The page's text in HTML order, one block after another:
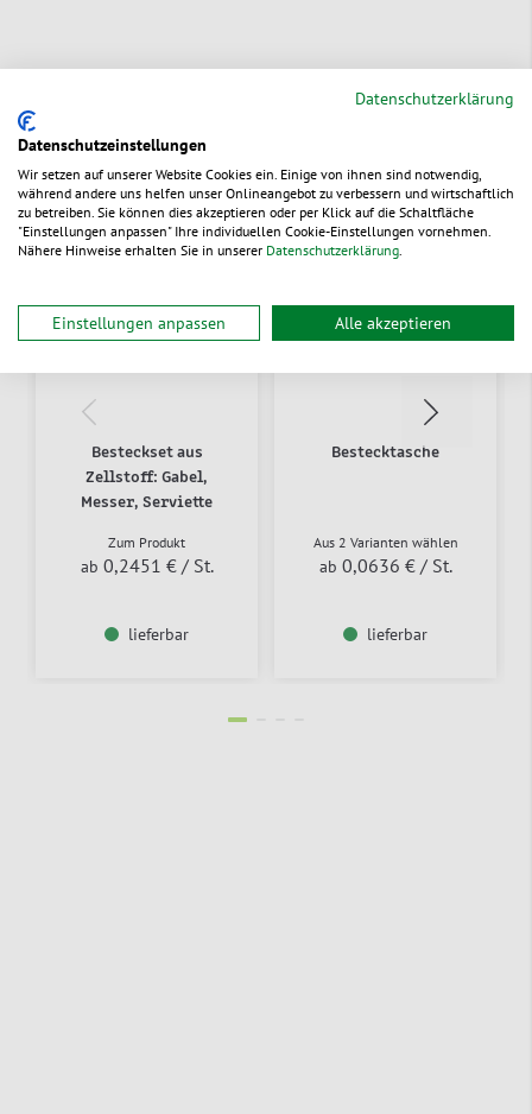
Alternative Produkte
Besteckset aus
Zellstoff: Gabel,
Messer, Serviette
Zum Produkt
ab 0,2451 € / St.
lieferbar
Bestecktasche
Aus 2 Varianten wählen
ab 0,0636 € / St.
lieferbar
Datenschutzerklärung
Datenschutzeinstellungen
Wir setzen auf unserer Website Cookies ein. Einige von ihnen sind notwendig,
während andere uns helfen unser Onlineangebot zu verbessern und wirtschaftlich
zu betreiben. Sie können dies akzeptieren oder per Klick auf die Schaltfläche
"Einstellungen anpassen" Ihre individuellen Cookie-Einstellungen vornehmen.
Nähere Hinweise erhalten Sie in unserer Datenschutzerklärung.
Einstellungen anpassen Alle akzeptieren